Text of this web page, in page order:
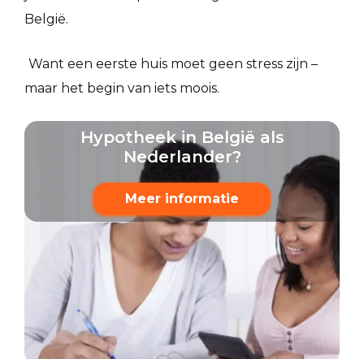
België.
Want een eerste huis moet geen stress zijn –
maar het begin van iets moois.
Hypotheek in België als
Nederlander?
Meer informatie